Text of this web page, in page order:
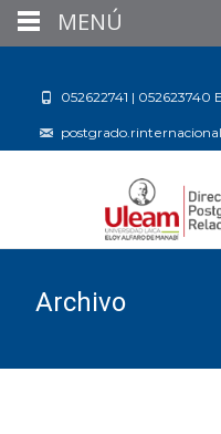
052622741 | 052623740
Archivo
MENÚ